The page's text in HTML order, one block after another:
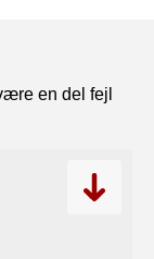
en del fejl